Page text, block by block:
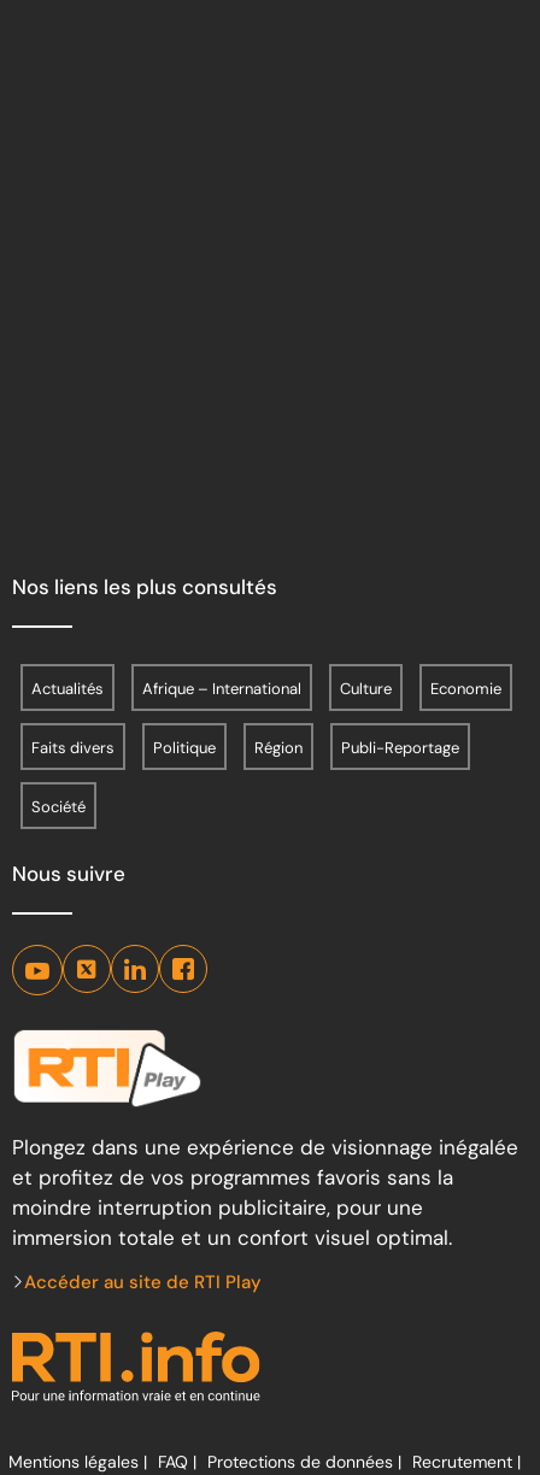
Nos liens les plus consultés
Actualités Afrique – International Culture Economie
Faits divers Politique Région Publi-Reportage
Société
Nous suivre
Plongez dans une expérience de visionnage inégalée
et profitez de vos programmes favoris sans la
moindre interruption publicitaire, pour une
immersion totale et un confort visuel optimal.
Accéder au site de RTI Play
Mentions légales | FAQ | Protections de données | Recrutement |